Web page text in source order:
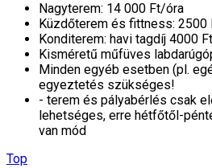
Nagyterem: 14 000 Ft/óra
Küzdőterem és fittness: 2500
Konditerem: havi tagdíj 4000
Kisméretű műfüves
Minden egyéb esetben (pl.
egyeztetés szükséges!
- terem és pályabérlés csak
lehetséges, erre hétfőtől-
van mód
Top